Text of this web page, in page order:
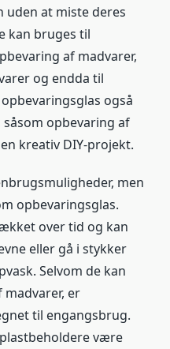
uden at miste deres
kan bruges til
af madvarer,
og endda til
også
opbevaring af
kreativ DIY-projekt.
men
opbevaringsglas.
over tid og kan
eller gå i stykker
Selvom de kan
er
til engangsbrug.
være